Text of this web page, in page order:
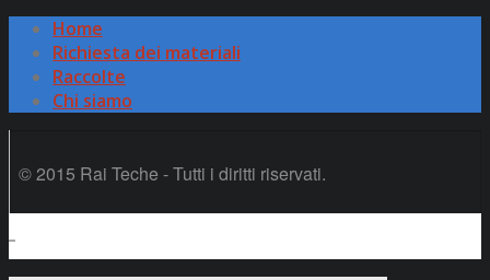
Home
Richiesta dei materiali
Raccolte
Chi siamo
© 2015 Rai Teche - Tutti i diritti riservati.